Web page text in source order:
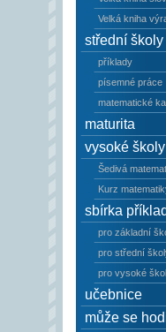
Velká kniha
střední školy
příklady
písemné práce
matematické
maturita
vysoké školy
Šedivá
Kurz
sbírka
pro základní
pro střední
pro vysoké
učebnice
může se